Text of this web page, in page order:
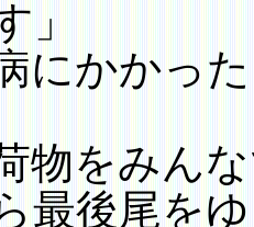
」
にかかっ
物をみん
最後尾をゆ